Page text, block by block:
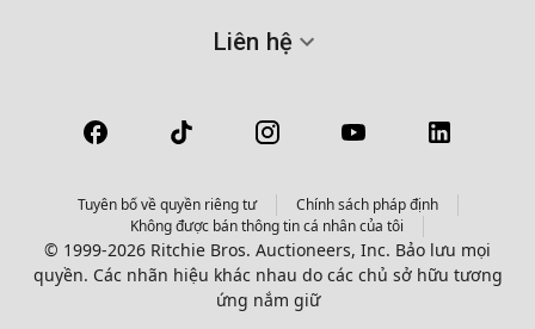
Liên hệ
Tuyên bố về quyền riêng tư
Chính sách pháp định
Không được bán thông tin cá nhân của tôi
© 1999-2026 Ritchie Bros. Auctioneers, Inc. Bảo lưu mọi
quyền. Các nhãn hiệu khác nhau do các chủ sở hữu tương
ứng nắm giữ